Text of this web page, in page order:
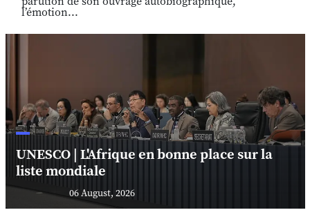
l’émotion...
UNESCO | L'Afrique en bonne place sur la
liste mondiale
06 August, 2026